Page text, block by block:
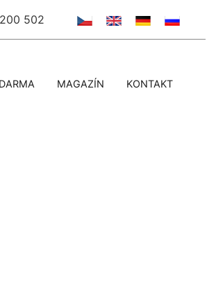
502
MAGAZÍN KONTAKT